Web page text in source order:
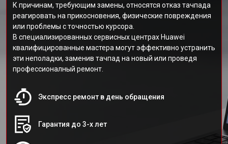
К причинам, требующим замены, относятся отказ тачпада
реагировать на прикосновения, физические повреждения
или проблемы с точностью курсора.
В специализированных сервисных центрах Huawei
квалифицированные мастера могут эффективно устранить
эти неполадки, заменив тачпад на новый или проведя
профессионалный ремонт.
Экспресс ремонт в день обращения
Гарантия до 3-х лет